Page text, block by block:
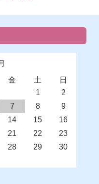
金 土
日
1
2
7 8
9
14 15
16
21 22
23
28 29
30